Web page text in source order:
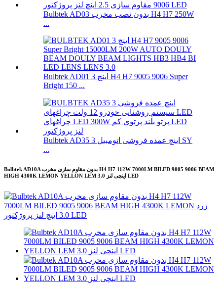
Bulbtek AD03 بدون نصب مخرب H4 H7 250W
...
Bulbtek AD01 3 اینچ H4 H7 9005 9006 Super
Bright 150 ...
Bulbtek AD35 3 اینچ عمده فروشی اتومبیل SY
...
Bulbtek AD10A بدون مقاوم سازی مخرب H4 H7 112W 7000LM BILED 9005 9006 BEAM
HIGH 4300K ​​LEMON YELLON LEM 3.0 اینچی لنز LED